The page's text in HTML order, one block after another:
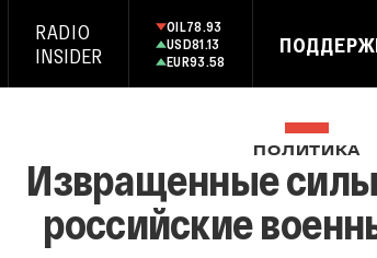
RADIO
INSIDER
OIL78.93
USD81.13
EUR93.58
ПОЛИТИКА
Извращенные
российские